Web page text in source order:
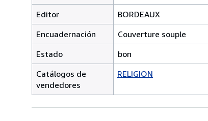
Editor
BORDEAUX
Encuadernación
Couverture souple
Estado
bon
Catálogos de
vendedores
RELIGION